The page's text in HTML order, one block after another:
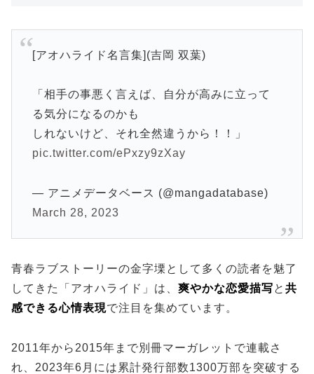
[アオハライド名言集](吉岡 双葉)
「相手の事悪く言えば、自分が高みに立って
る気分になるのかも
しれないけど、それ全然違うから！！」
pic.twitter.com/ePxzy9zXay
— アニメデータベース (@mangadatabase)
March 28, 2023
青春ラブストーリーの金字塛として多くの読者を魅了
してきた「アオハライド」は、 爽やかな恋愛描写と 共
感できる心情表現で注目を集めています。
2011年から2015年まで別冊マーガレットで連載さ
れ、2023年6月には累計発行部数1300万部を突破する